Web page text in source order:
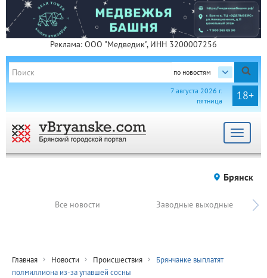
Реклама: ООО "Медведик", ИНН 3200007256
по новостям
18+
7 августа 2026 г.
пятница
Toggle
Брянск
Все новости Заводные выходные
Главная Новости Происшествия
Брянчанке выплатят
полмиллиона из-за упавшей сосны